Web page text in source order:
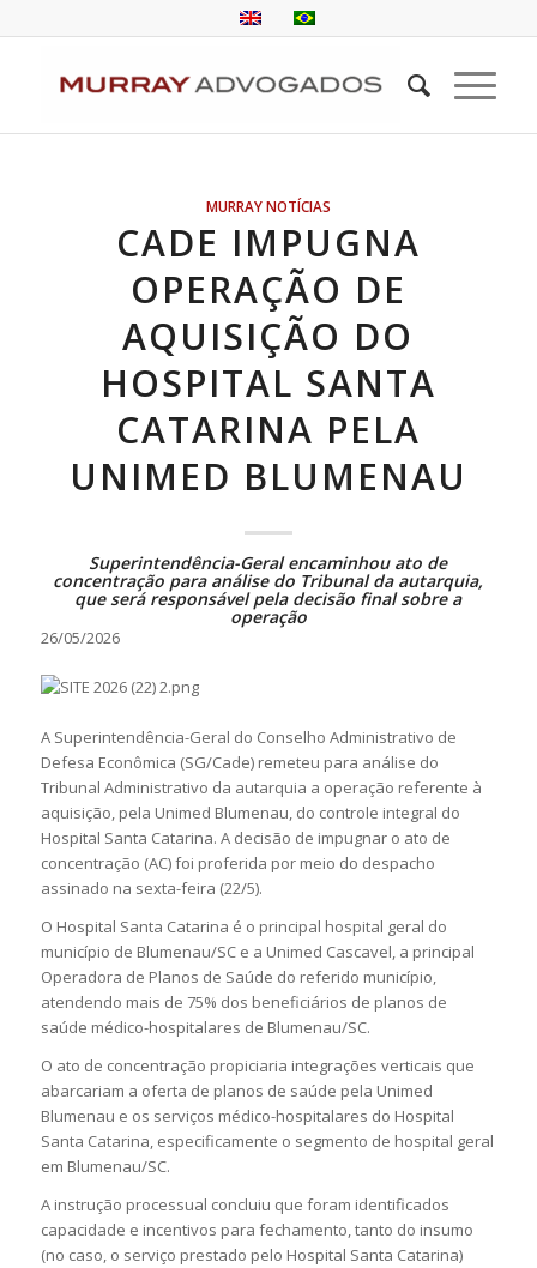
MURRAY NOTÍCIAS
CADE IMPUGNA
OPERAÇÃO DE
AQUISIÇÃO DO
HOSPITAL SANTA
CATARINA PELA
UNIMED BLUMENAU
Superintendência-Geral encaminhou ato de
concentração para análise do Tribunal da autarquia,
que será responsável pela decisão final sobre a
operação
26/05/2026
A Superintendência-Geral do Conselho Administrativo de
Defesa Econômica (SG/Cade) remeteu para análise do
Tribunal Administrativo da autarquia a operação referente à
aquisição, pela Unimed Blumenau, do controle integral do
Hospital Santa Catarina. A decisão de impugnar o ato de
concentração (AC) foi proferida por meio do despacho
assinado na sexta-feira (22/5).
O Hospital Santa Catarina é o principal hospital geral do
município de Blumenau/SC e a Unimed Cascavel, a principal
Operadora de Planos de Saúde do referido município,
atendendo mais de 75% dos beneficiários de planos de
saúde médico-hospitalares de Blumenau/SC.
O ato de concentração propiciaria integrações verticais que
abarcariam a oferta de planos de saúde pela Unimed
Blumenau e os serviços médico-hospitalares do Hospital
Santa Catarina, especificamente o segmento de hospital geral
em Blumenau/SC.
A instrução processual concluiu que foram identificados
capacidade e incentivos para fechamento, tanto do insumo
(no caso, o serviço prestado pelo Hospital Santa Catarina)